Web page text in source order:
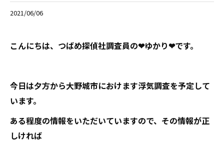
2021/06/06
こんにちは、つばめ探偵社調査員の❤ゆかり❤です。
今日は夕方から大野城市におけます浮気調査を予定して
います。
ある程度の情報をいただいていますので、その情報が正
しければ